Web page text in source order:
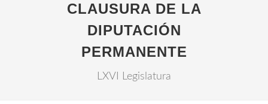
CLAUSURA DE LA
DIPUTACIÓN
PERMANENTE
LXVI Legislatura